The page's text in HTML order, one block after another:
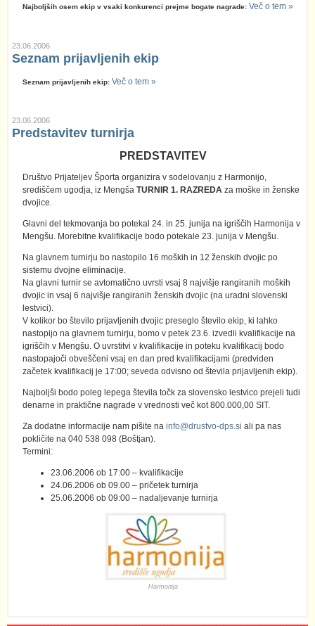
Najboljših osem ekip v vsaki konkurenci prejme bogate nagrade: Več o tem »
23.06.2006
Seznam prijavljenih ekip
Seznam prijavljenih ekip: Več o tem »
23.06.2006
Predstavitev turnirja
PREDSTAVITEV
Društvo Prijateljev Športa organizira v sodelovanju z Harmonijo,
središčem ugodja, iz Mengša TURNIR 1. RAZREDA za moške in ženske
dvojice.
Glavni del tekmovanja bo potekal 24. in 25. junija na igriščih Harmonija v
Mengšu. Morebitne kvalifikacije bodo potekale 23. junija v Mengšu.
Na glavnem turnirju bo nastopilo 16 moških in 12 ženskih dvojic po
sistemu dvojne eliminacije.
Na glavni turnir se avtomatično uvrsti vsaj 8 najvišje rangiranih moških
dvojic in vsaj 6 najvišje rangiranih ženskih dvojic (na uradni slovenski
lestvici).
V kolikor bo število prijavljenih dvojic preseglo število ekip, ki lahko
nastopijo na glavnem turnirju, bomo v petek 23.6. izvedli kvalifikacije na
igriščih v Mengšu. O uvrstitvi v kvalifikacije in poteku kvalifikacij bodo
nastopajoči obveščeni vsaj en dan pred kvalifikacijami (predviden
začetek kvalifikacij je 17:00; seveda odvisno od števila prijavljenih ekip).
Najboljši bodo poleg lepega števila točk za slovensko lestvico prejeli tudi
denarne in praktične nagrade v vrednosti več kot 800.000,00 SIT.
Za dodatne informacije nam pišite na info@drustvo-dps.si ali pa nas
pokličite na 040 538 098 (Boštjan).
Termini:
23.06.2006 ob 17:00 – kvalifikacije
24.06.2006 ob 09.00 – pričetek turnirja
25.06.2006 ob 09:00 – nadaljevanje turnirja
Harmonija